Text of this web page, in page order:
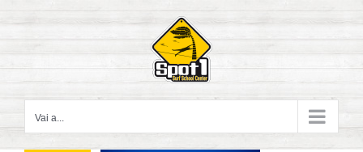
contenuto
Vai a...